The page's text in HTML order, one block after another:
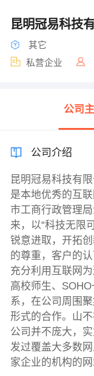
昆明冠易科技
其它
私营企业
公司
公司介绍
昆明冠易科技有
是本地优秀的互
市工商行政管理
来，以“科技无限
锐意进取，开拓
的尊重，客户的
充分利用互联网
高校师生、
系，在公司周围
形式的合作。山
公司并不庞大，
发过覆盖大多数
家企业的机构的网